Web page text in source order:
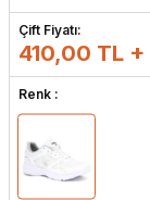
Çift Fiyatı:
410,00 TL +
Renk :